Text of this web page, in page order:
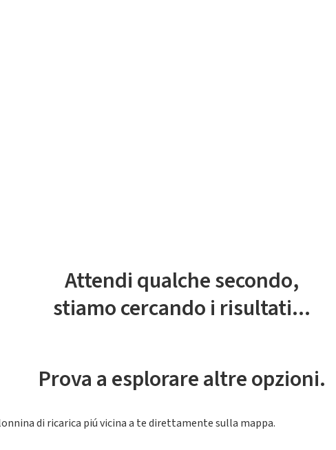
Attendi qualche secondo,
stiamo cercando i risultati...
Prova a esplorare altre opzioni.
di ricarica piú vicina a te direttamente sulla mappa.